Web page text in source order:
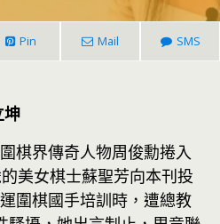
Pin Mail SMS
坤
棋界傳奇人物周俊勳捲入
美女棋士蘇聖芳向本刊投
圍棋國手培訓時，遭總教